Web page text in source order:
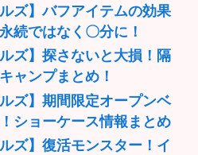
ズ】バフアイテムの効果
続ではなく〇分に！
ズ】探さないと大損！隔
ャンプまとめ！
ズ】期間限定オープンベ
ショーケース情報まとめ
ズ】復活モンスター！イ